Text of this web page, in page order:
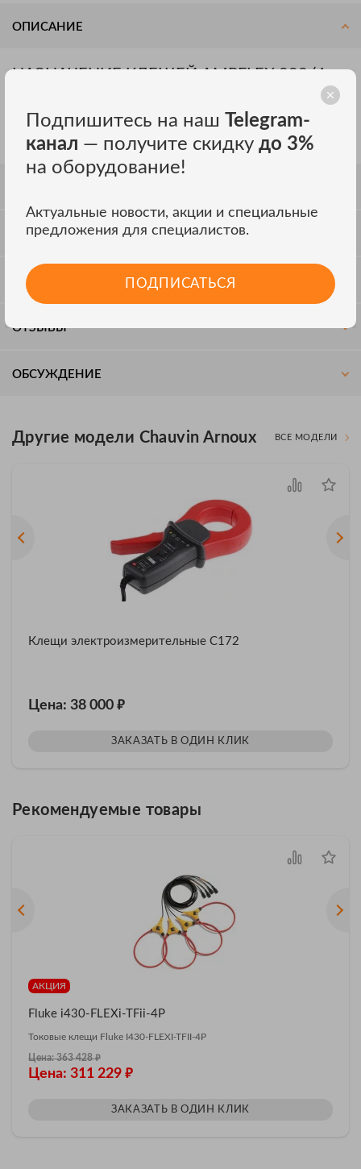
ОПИСАНИЕ
НАЗНАЧЕНИЕ КЛЕЩЕЙ AMPFLEX 800 (4
Предназначены для приборов: C.A 8335 QUALISTAR PLUS, C.A
8332B, PEL103, PEL102, C.A 8230, C.A 8220.
КОМПЛЕКТАЦИЯ
СОВМЕСТИМОСТЬ
ОТЗЫВЫ
ОБСУЖДЕНИЕ
Другие модели Chauvin Arnoux ВСЕ МОДЕЛИ
Клещи электроизмерительные С172
Цена: 38 000 ₽
ЗАКАЗАТЬ В ОДИН КЛИК
Рекомендуемые товары
АКЦИЯ
Fluke i430-FLEXi-TFii-4P
Токовые клещи Fluke I430-FLEXI-TFII-4P
Цена: 363 428₽
Цена: 311 229 ₽
ЗАКАЗАТЬ В ОДИН КЛИК
Подпишитесь на наш Telegram-
канал — получите скидку до 3%
на оборудование!
Актуальные новости, акции и специальные
предложения для специалистов.
ПОДПИСАТЬСЯ